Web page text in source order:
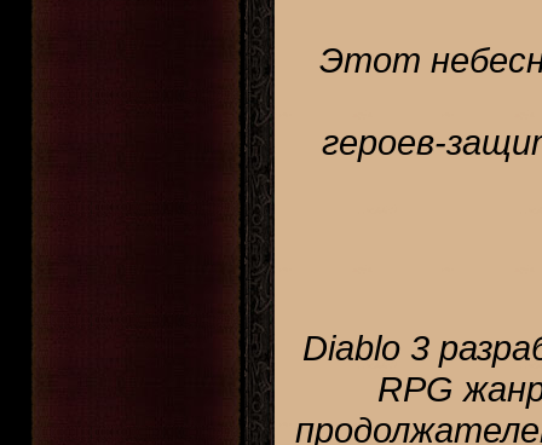
Этот
героев-
Diablo 3
RPG